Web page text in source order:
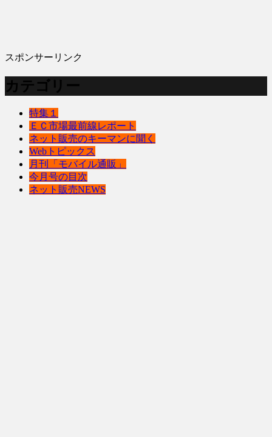
スポンサーリンク
カテゴリー
特集１
ＥＣ市場最前線レポート
ネット販売のキーマンに聞く
Webトピックス
月刊「モバイル通販」
今月号の目次
ネット販売NEWS